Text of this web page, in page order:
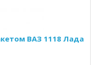
ВАЗ 1118 Лада